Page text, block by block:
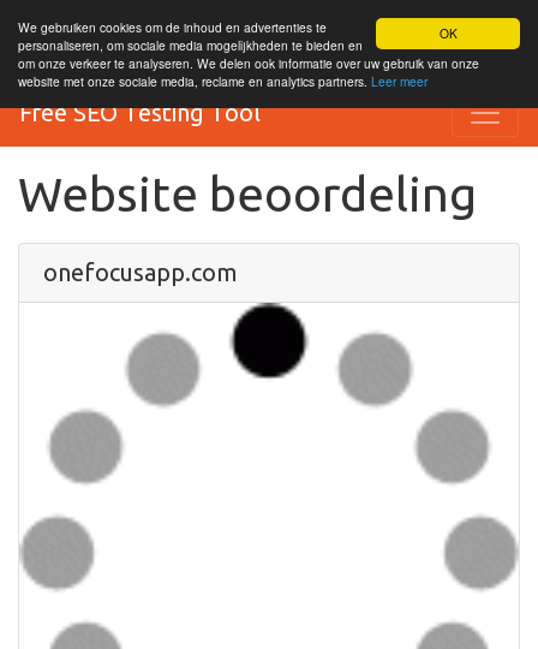
OK
We gebruiken cookies om de inhoud en advertenties te
personaliseren, om sociale media mogelijkheden te bieden en
om onze verkeer te analyseren. We delen ook informatie over uw gebruik van onze
website met onze sociale media, reclame en analytics partners. Leer meer
Free SEO Testing Tool
Website beoordeling
onefocusapp.com